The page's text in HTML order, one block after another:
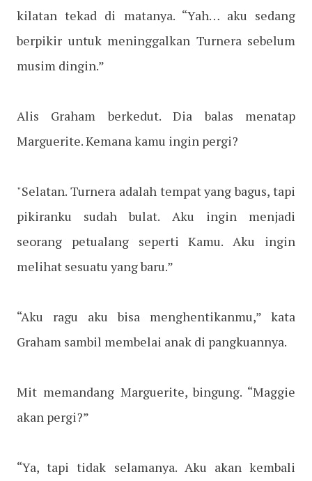
kilatan tekad di matanya. “Yah… aku sedang
berpikir untuk meninggalkan Turnera sebelum
musim dingin.”
Alis Graham berkedut. Dia balas menatap
Marguerite. Kemana kamu ingin pergi?
"Selatan. Turnera adalah tempat yang bagus, tapi
pikiranku sudah bulat. Aku ingin menjadi
seorang petualang seperti Kamu. Aku ingin
melihat sesuatu yang baru.”
“Aku ragu aku bisa menghentikanmu,” kata
Graham sambil membelai anak di pangkuannya.
Mit memandang Marguerite, bingung. “Maggie
akan pergi?”
“Ya, tapi tidak selamanya. Aku akan kembali